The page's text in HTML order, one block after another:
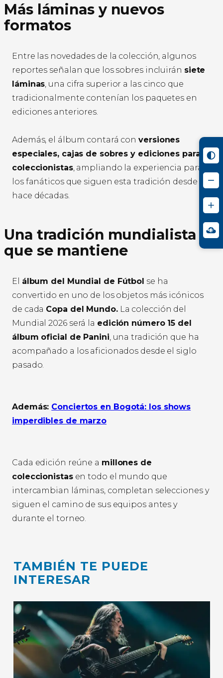
Más láminas y nuevos
formatos
Entre las novedades de la colección, algunos
reportes señalan que los sobres incluirán siete
láminas, una cifra superior a las cinco que
tradicionalmente contenían los paquetes en
ediciones anteriores.
Además, el álbum contará conversiones
especiales, cajas de sobres y ediciones para
coleccionistas, ampliando la experiencia para
los fanáticos que siguen esta tradición desde
hace décadas.
Una tradición mundialista
que se mantiene
El álbum del Mundial de Fútbol se ha
convertido en uno de los objetos más icónicos
de cada Copa del Mundo.La colección del
Mundial 2026 será la edición número 15 del
álbum oficial de Panini, una tradición que ha
acompañado a los aficionados desde el siglo
pasado.
Además: Conciertos en Bogotá: los shows
imperdibles de marzo
Cada edición reúne a millones de
coleccionistasen todo el mundo que
intercambian láminas, completan selecciones y
siguen el camino de sus equipos antes y
durante el torneo.
TAMBIÉN TE PUEDE
INTERESAR